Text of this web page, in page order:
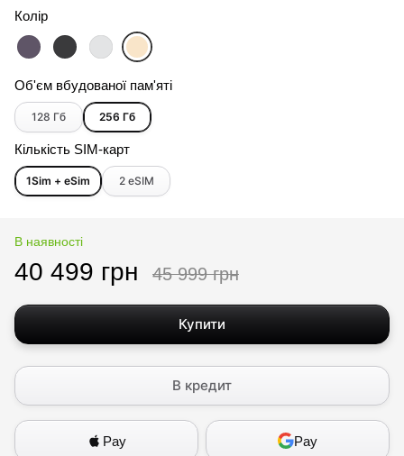
Колір
Об'єм вбудованої пам'яті
128 Гб 256 Гб
Кількість SIM-карт
1Sim + eSim 2 еSIM
В наявності
40 499 грн 45 999 грн
Купити
В кредит
Pay Pay